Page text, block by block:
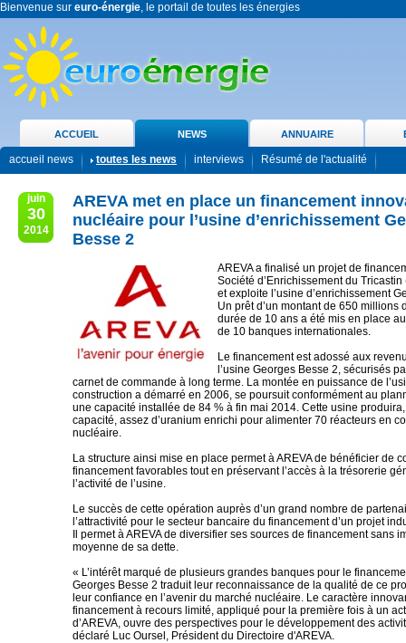
Bienvenue sur euro-énergie, le portail de toutes les énergies
ACCUEIL NEWS ANNUAIRE
accueil news toutes les news interviews Résumé de l'actualité
juin
30
2014
AREVA met en place un financement
nucléaire pour l’usine d’enrichissement
Besse 2
AREVA a finalisé un projet de
Société d’Enrichissement du
et exploite l’usine d’enrichissement
Un prêt d’un montant de 650 millions
durée de 10 ans a été mis en place
de 10 banques internationales.
Le financement est adossé aux
l’usine Georges Besse 2, sécurisés
carnet de commande à long terme. La montée en puissance de
construction a démarré en 2006, se poursuit conformément au
une capacité installée de 84 % à fin mai 2014. Cette usine
capacité, assez d’uranium enrichi pour alimenter 70 réacteurs en
nucléaire.
La structure ainsi mise en place permet à AREVA de bénéficier de
financement favorables tout en préservant l’accès à la trésorerie
l’activité de l’usine.
Le succès de cette opération auprès d’un grand nombre de
l’attractivité pour le secteur bancaire du financement d’un projet
Il permet à AREVA de diversifier ses sources de financement sans
moyenne de sa dette.
« L’intérêt marqué de plusieurs grandes banques pour le
Georges Besse 2 traduit leur reconnaissance de la qualité de ce
leur confiance en l’avenir du marché nucléaire. Le caractère
financement à recours limité, appliqué pour la première fois à un
d’AREVA, ouvre des perspectives pour le développement des
déclaré Luc Oursel, Président du Directoire d'AREVA.